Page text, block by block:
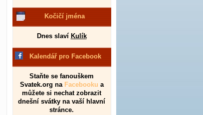
Kočičí jména
Dnes slaví Kulík
Kalendář pro Facebook
Staňte se fanouškem
Svatek.org na Facebooku a
můžete si nechat zobrazit
dnešní svátky na vaší hlavní
stránce.